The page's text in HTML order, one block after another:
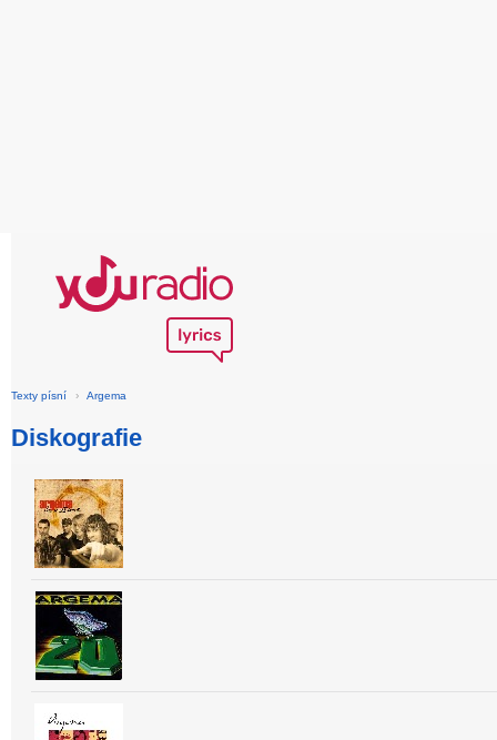
Texty písní › Argema
Diskografie